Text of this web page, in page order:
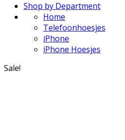
Shop by Department
Home
Telefoonhoesjes
iPhone
iPhone Hoesjes
Sale!